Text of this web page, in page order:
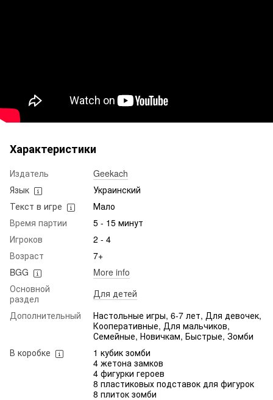
Характеристики
Издатель
Geekach
Язык
Украинский
Текст в игре
Мало
Время партии
5 - 15 минут
Игроков
2 - 4
Возраст
7+
BGG
More info
Основной
раздел
Для детей
Дополнительный
Настольные игры, 6-7 лет, Для девочек,
Кооперативные, Для мальчиков,
Семейные, Новичкам, Быстрые, Зомби
В коробке
1 кубик зомби
4 жетона замков
4 фигурки героев
8 пластиковых подставок для фигурок
8 плиток зомби